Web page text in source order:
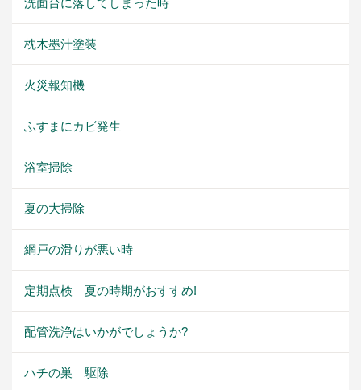
洗面台に落してしまった時
枕木墨汁塗装
火災報知機
ふすまにカビ発生
浴室掃除
夏の大掃除
網戸の滑りが悪い時
定期点検 夏の時期がおすすめ!
配管洗浄はいかがでしょうか?
ハチの巣 駆除